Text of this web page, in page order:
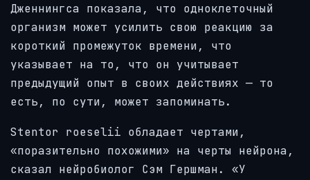
Дженнингса показала, что одноклеточный
организм может усилить свою реакцию за
короткий промежуток времени, что
указывает на то, что он учитывает
предыдущий опыт в своих действиях — то
есть, по сути, может запоминать.
Stentor roeselii обладает чертами,
«поразительно похожими» на черты нейрона,
сказал нейробиолог Сэм Гершман. «У